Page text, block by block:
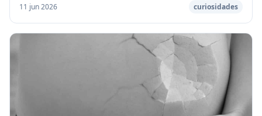
tienen dentro, llamado filamento, se calienta...
11 jun 2026 curiosidades